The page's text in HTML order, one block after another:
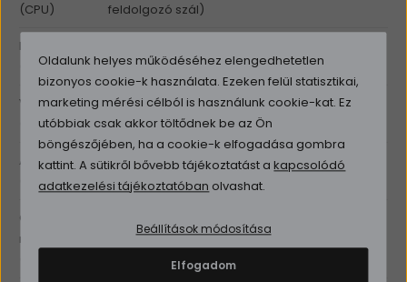
(CPU)
feldolgozó szál)
Memória
(RAM)
Videókártya
(VGA)
Integrált Intel UHD 630 Graphics
Adattároló
(HDD/SSD)
256GB SSD
Optikai
meghajtó
Oldalunk helyes működéséhez elengedhetetlen
bizonyos cookie-k használata. Ezeken felül statisztikai,
marketing mérési célból is használunk cookie-kat. Ez
utóbbiak csak akkor töltődnek be az Ön
böngészőjében, ha a cookie-k elfogadása gombra
kattint. A sütikről bővebb tájékoztatást akapcsolódó
adatkezelési tájékoztatóban olvashat.
Beállítások módosítása
Elfogadom